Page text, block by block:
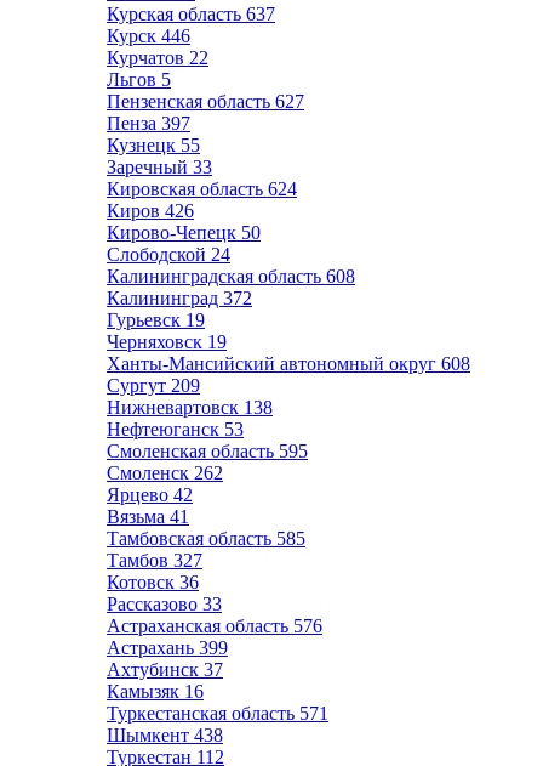
Курская область 637
Курск 446
Курчатов 22
Льгов 5
Пензенская область 627
Пенза 397
Кузнецк 55
Заречный 33
Кировская область 624
Киров 426
Кирово-Чепецк 50
Слободской 24
Калининградская область 608
Калининград 372
Гурьевск 19
Черняховск 19
Ханты-Мансийский автономный округ 608
Сургут 209
Нижневартовск 138
Нефтеюганск 53
Смоленская область 595
Смоленск 262
Ярцево 42
Вязьма 41
Тамбовская область 585
Тамбов 327
Котовск 36
Рассказово 33
Астраханская область 576
Астрахань 399
Ахтубинск 37
Камызяк 16
Туркестанская область 571
Шымкент 438
Туркестан 112